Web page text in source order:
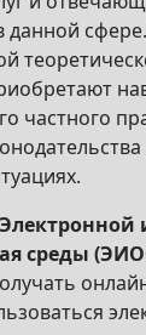
данной
частного
Электронной
среды